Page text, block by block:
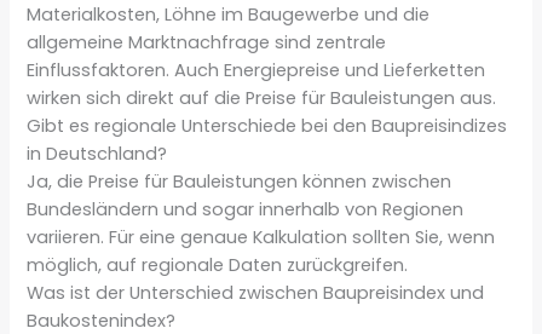
Materialkosten, Löhne im Baugewerbe und die
allgemeine Marktnachfrage sind zentrale
Einflussfaktoren. Auch Energiepreise und Lieferketten
wirken sich direkt auf die Preise für Bauleistungen aus.
Gibt es regionale Unterschiede bei den Baupreisindizes
in Deutschland?
Ja, die Preise für Bauleistungen können zwischen
Bundesländern und sogar innerhalb von Regionen
variieren. Für eine genaue Kalkulation sollten Sie, wenn
möglich, auf regionale Daten zurückgreifen.
Was ist der Unterschied zwischen Baupreisindex und
Baukostenindex?